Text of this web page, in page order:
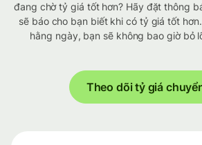
đang chờ tỷ giá tốt hơn? Hãy đặt thông
sẽ báo cho bạn biết khi có tỷ giá tốt
hằng ngày, bạn sẽ không bao giờ bỏ
Theo dõi tỷ giá